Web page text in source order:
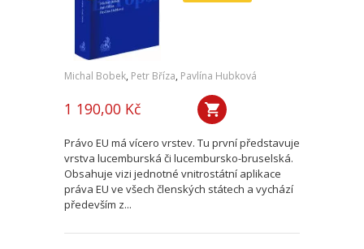
Michal Bobek, Petr Bříza, Pavlína Hubková
1 190,00 Kč
Právo EU má vícero vrstev. Tu první představuje
vrstva lucemburská či lucembursko-bruselská.
Obsahuje vizi jednotné vnitrostátní aplikace
práva EU ve všech členských státech a vychází
především z...